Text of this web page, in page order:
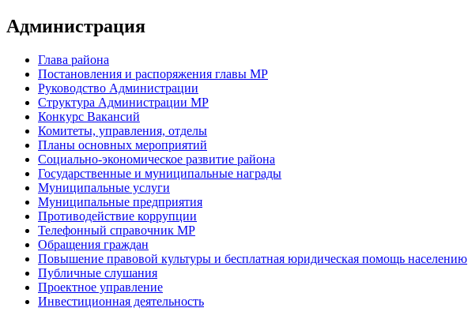
Администрация
Глава района
Постановления и распоряжения главы МР
Руководство Администрации
Структура Администрации МР
Конкурс Вакансий
Комитеты, управления, отделы
Планы основных мероприятий
Социально-экономическое развитие района
Государственные и муниципальные награды
Муниципальные услуги
Муниципальные предприятия
Противодействие коррупции
Телефонный справочник МР
Обращения граждан
Повышение правовой культуры и бесплатная юридическая помощь населению
Публичные слушания
Проектное управление
Инвестиционная деятельность